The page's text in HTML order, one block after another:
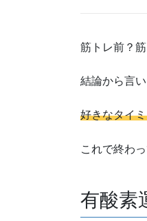
筋トレ前？
結論から言い
好きなタイ
これで終わ
有酸素